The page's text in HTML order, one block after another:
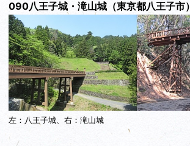
090八王子城・滝山城（東京都八王子市）
左：八王子城、右：滝山城